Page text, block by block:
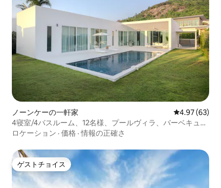
ノーンケーの一軒家 レビュー63
4.97 (63)
4寝室/4バスルーム、12名様、プールヴィラ、バーベキュー
+バスタブ
ロケーション · 価格 ·情報の正確さ
ゲストチョイス
ゲストチョイス